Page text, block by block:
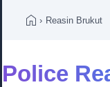
› Reasin Brukut
Police